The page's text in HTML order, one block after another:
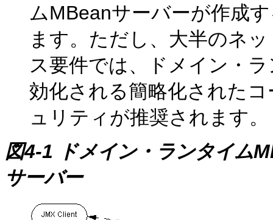
ムMBeanサーバーが作成
ます。ただし、大半のネ
ス要件では、ドメイン・
効化される簡略化された
ュリティが推奨されます。
図4-1 ドメイン・ランタイム
サーバー